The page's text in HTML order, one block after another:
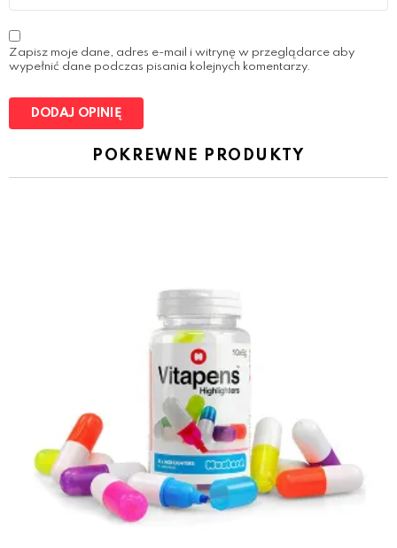
m
a
i
l
*
Zapisz moje dane, adres e-mail i witrynę w przeglądarce aby
wypełnić dane podczas pisania kolejnych komentarzy.
POKREWNE PRODUKTY